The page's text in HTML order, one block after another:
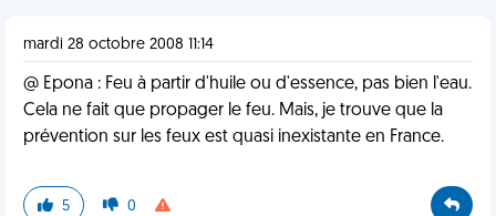
mardi 28 octobre 2008 11:14
@ Epona : Feu à partir d'huile ou d'essence, pas bien l'eau.
Cela ne fait que propager le feu. Mais, je trouve que la
prévention sur les feux est quasi inexistante en France.
5 0